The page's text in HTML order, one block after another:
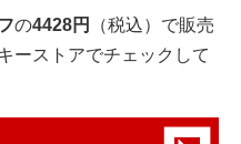
の4428円
（税込）で販売
ーストアでチェックして